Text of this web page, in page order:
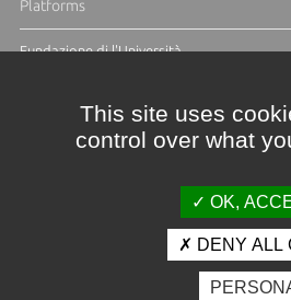
Platforms
Fundazione di l'Università
Crédits et mentions légales
Espace presse
This site uses
control over what
OK,
DENY ALL